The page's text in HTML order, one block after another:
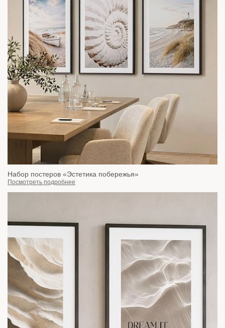
Набор постеров «Эстетика побережья»
Посмотреть подробнее